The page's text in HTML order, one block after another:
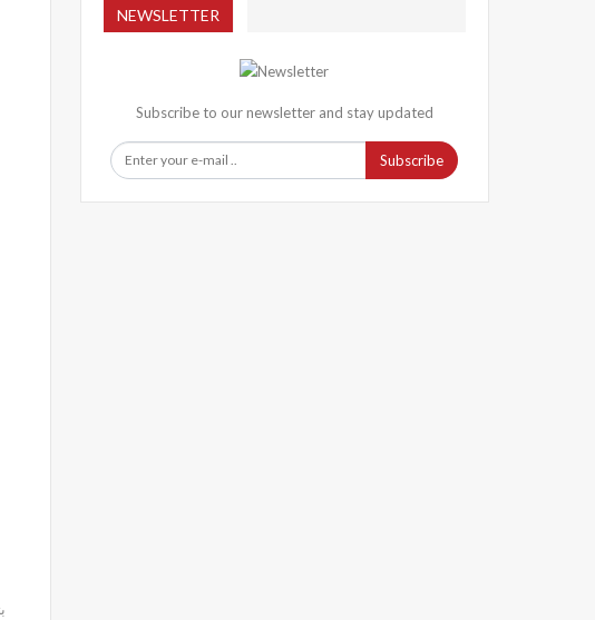
NEWSLETTER
Subscribe to our newsletter and stay updated
Subscribe